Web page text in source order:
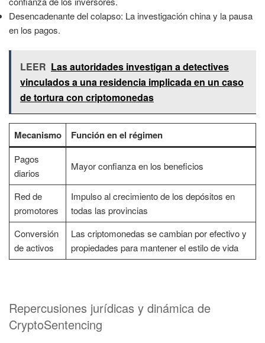
Desencadenante del colapso: La investigación china y la pausa
en los pagos.
LEER Las autoridades investigan a detectives
vinculados a una residencia implicada en un caso
de tortura con criptomonedas
Mecanismo Función en el régimen
Pagos
diarios
Mayor confianza en los beneficios
Red de
promotores
Impulso al crecimiento de los depósitos en
todas las provincias
Conversión
de activos
Las criptomonedas se cambian por efectivo y
propiedades para mantener el estilo de vida
Repercusiones jurídicas y dinámica de
CryptoSentencing